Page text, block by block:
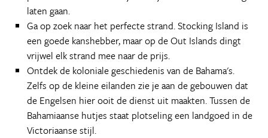
laten gaan.
Ga op zoek naar het perfecte strand. Stocking Island is
een goede kanshebber, maar op de Out Islands dingt
vrijwel elk strand mee naar de prijs.
Ontdek de koloniale geschiedenis van de Bahama's.
Zelfs op de kleine eilanden zie je aan de gebouwen dat
de Engelsen hier ooit de dienst uit maakten. Tussen de
Bahamiaanse hutjes staat plotseling een landgoed in de
Victoriaanse stijl.